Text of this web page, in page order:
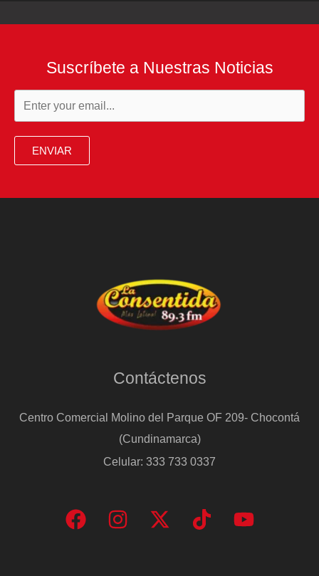
Suscríbete a Nuestras Noticias
ENVIAR
Contáctenos
Centro Comercial Molino del Parque OF 209- Chocontá
(Cundinamarca)
Celular: 333 733 0337